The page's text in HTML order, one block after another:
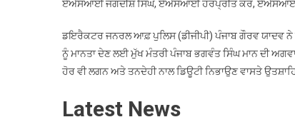
ਏਐਸਆਈ ਜਗਦੀਸ਼ ਸਿੰਘ, ਏਐਸਆਈ ਹਰਪ੍ਰੀਤ ਕੌਰ, ਏਐਸਆਈ
ਡਇਰੈਕਟਰ ਜਨਰਲ ਆਫ਼ ਪੁਲਿਸ (ਡੀਜੀਪੀ) ਪੰਜਾਬ ਗੌਰਵ ਯਾਦਵ
ਨੂੰ ਮਾਨਤਾ ਦੇਣ ਲਈ ਮੁੱਖ ਮੰਤਰੀ ਪੰਜਾਬ ਭਗਵੰਤ ਸਿੰਘ ਮਾਨ ਦੀ
ਹੋਰ ਵੀ ਲਗਨ ਅਤੇ ਤਨਦੇਹੀ ਨਾਲ ਡਿਊਟੀ ਨਿਭਾਉਣ ਵਾਸਤੇ
Latest News